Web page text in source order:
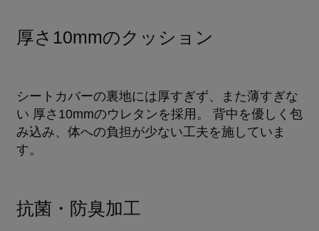
厚さ10mmのクッション
シートカバーの裏地には厚すぎず、また薄すぎな
い 厚さ10mmのウレタンを採用。 背中を優しく包
み込み、体への負担が少ない工夫を施していま
す。
抗菌・防臭加工